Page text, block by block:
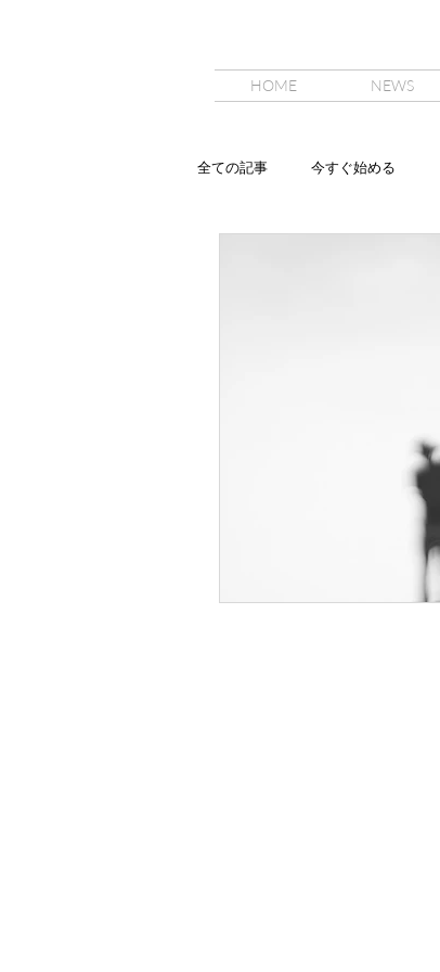
HOME NEWS
全ての記事 今すぐ始める